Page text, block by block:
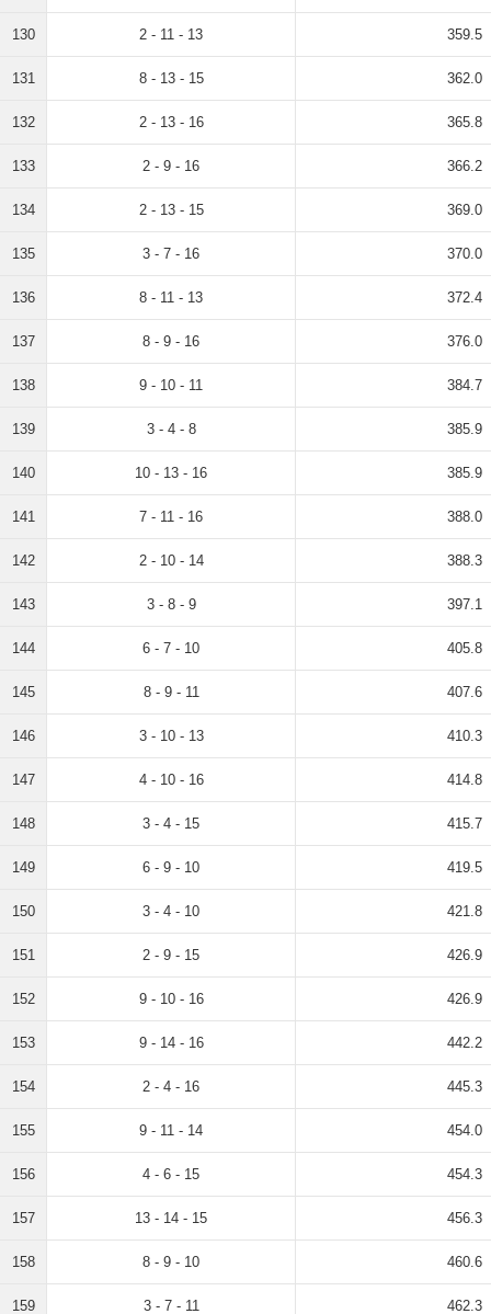
130 2 - 11 - 13 359.5
131 8 - 13 - 15 362.0
132 2 - 13 - 16 365.8
133 2 - 9 - 16 366.2
134 2 - 13 - 15 369.0
135 3 - 7 - 16 370.0
136 8 - 11 - 13 372.4
137 8 - 9 - 16 376.0
138 9 - 10 - 11 384.7
139 3 - 4 - 8 385.9
140 10 - 13 - 16 385.9
141 7 - 11 - 16 388.0
142 2 - 10 - 14 388.3
143 3 - 8 - 9 397.1
144 6 - 7 - 10 405.8
145 8 - 9 - 11 407.6
146 3 - 10 - 13 410.3
147 4 - 10 - 16 414.8
148 3 - 4 - 15 415.7
149 6 - 9 - 10 419.5
150 3 - 4 - 10 421.8
151 2 - 9 - 15 426.9
152 9 - 10 - 16 426.9
153 9 - 14 - 16 442.2
154 2 - 4 - 16 445.3
155 9 - 11 - 14 454.0
156 4 - 6 - 15 454.3
157 13 - 14 - 15 456.3
158 8 - 9 - 10 460.6
159 3 - 7 - 11 462.3